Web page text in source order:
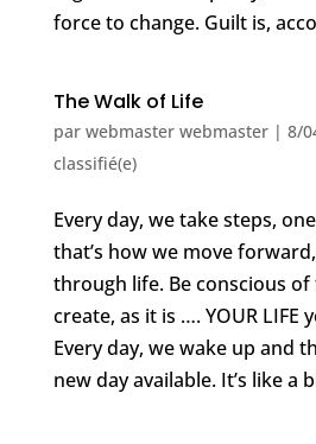
force to change. Guilt is,
The Walk of Life
par webmaster webmaster| 8/
classifié(e)
Every day, we take steps,
that’s how we move
through life. Be conscious
create, as it is …. YOUR LIFE
Every day, we wake up and
new day available. It’s like a